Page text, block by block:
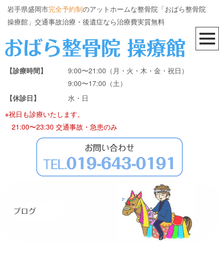
岩手県盛岡市完全予約制のアットホームな整骨院「おばら整骨院
操療館」交通事故治療・後遺症なら治療費実質無料
【診療時間】
9:00〜21:00（月・火・木・金・祝日）
9:00〜17:00（土）
【休診日】
水・日
※祝日も診療いたします。
21:00〜23:30 交通事故・急患のみ